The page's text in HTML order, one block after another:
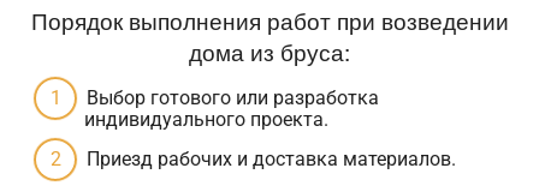
Порядок выполнения работ при возведении
дома из бруса:
Выбор готового или разработка
индивидуального проекта.
Приезд рабочих и доставка материалов.